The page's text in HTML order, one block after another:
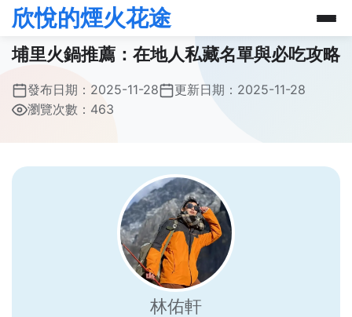
欣悅的煙火花途
埔里火鍋推薦：在地人私藏名單與必吃攻略
發布日期： 2025-11-28 更新日期： 2025-11-28
瀏覽次數：463
林佑軒